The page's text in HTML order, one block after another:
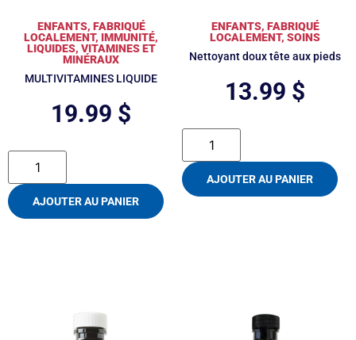
ENFANTS, FABRIQUÉ
LOCALEMENT, IMMUNITÉ,
LIQUIDES, VITAMINES ET
MINÉRAUX
MULTIVITAMINES LIQUIDE
19.99 $
AJOUTER AU PANIER
ENFANTS, FABRIQUÉ
LOCALEMENT, SOINS
Nettoyant doux tête aux pieds
13.99 $
AJOUTER AU PANIER